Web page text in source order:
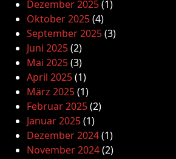
Dezember 2025(1)
Oktober 2025(4)
September 2025(3)
Juni 2025(2)
Mai 2025(3)
April 2025(1)
März 2025(1)
Februar 2025(2)
Januar 2025(1)
Dezember 2024(1)
November 2024(2)